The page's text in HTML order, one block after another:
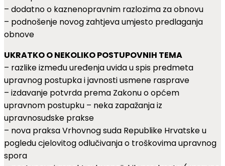
– dodatno o kaznenopravnim razlozima za obnovu
– podnošenje novog zahtjeva umjesto predlaganja
obnove
UKRATKO O NEKOLIKO POSTUPOVNIH TEMA
– razlike između uređenja uvida u spis predmeta
upravnog postupka i javnosti usmene rasprave
– izdavanje potvrda prema Zakonu o općem
upravnom postupku – neka zapažanja iz
upravnosudske prakse
– nova praksa Vrhovnog suda Republike Hrvatske u
pogledu cjelovitog odlučivanja o troškovima upravnog
spora